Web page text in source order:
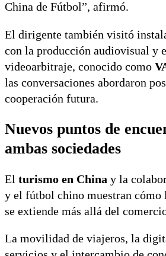
China de Fútbol”, afirmó.
El dirigente también visitó
con la producción audiovisual y
videoarbitraje, conocido como
las conversaciones abordaron
cooperación futura.
Nuevos puntos de
ambas sociedades
El turismo en China y la
y el fútbol chino muestran cómo
se extiende más allá del
La movilidad de viajeros, la